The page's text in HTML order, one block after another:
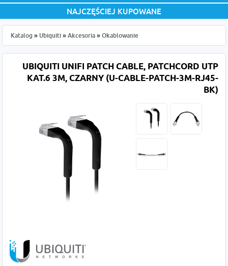
NAJCZĘŚCIEJ KUPOWANE
Katalog » Ubiquiti » Akcesoria » Okablowanie
UBIQUITI UNIFI PATCH CABLE, PATCHCORD UTP
KAT.6 3M, CZARNY (U-CABLE-PATCH-3M-RJ45-
BK)